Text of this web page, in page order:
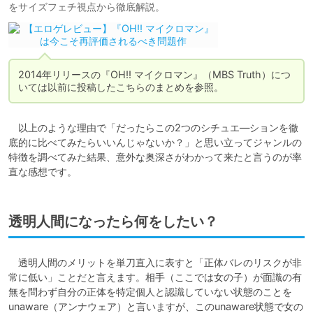
をサイズフェチ視点から徹底解説。
2014年リリースの『OH!! マイクロマン』（MBS Truth）につ
いては以前に投稿したこちらのまとめを参照。
以上のような理由で「だったらこの2つのシチュエ―ションを徹
底的に比べてみたらいいんじゃないか？」と思い立ってジャンルの
特徴を調べてみた結果、意外な奥深さがわかって来たと言うのが率
直な感想です。
透明人間になったら何をしたい？
透明人間のメリットを単刀直入に表すと「正体バレのリスクが非
常に低い」ことだと言えます。相手（ここでは女の子）が面識の有
無を問わず自分の正体を特定個人と認識していない状態のことを
unaware（アンナウェア）と言いますが、このunaware状態で女の